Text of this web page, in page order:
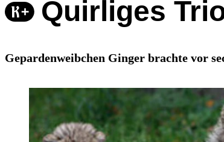
Quirliges
Gepardenweibchen Ginger brachte vor